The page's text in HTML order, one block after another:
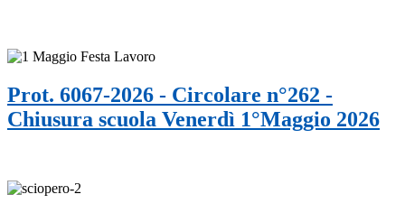
Prot. 6067-2026 - Circolare n°262 -
Chiusura scuola Venerdì 1°Maggio 2026